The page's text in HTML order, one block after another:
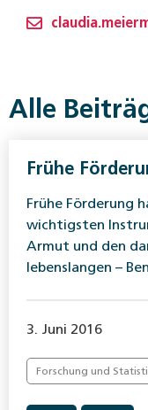
Alle
Frühe
Frühe Förderung
wichtigsten
Armut und den
lebenslangen –
3. Juni 2016
Forschung und